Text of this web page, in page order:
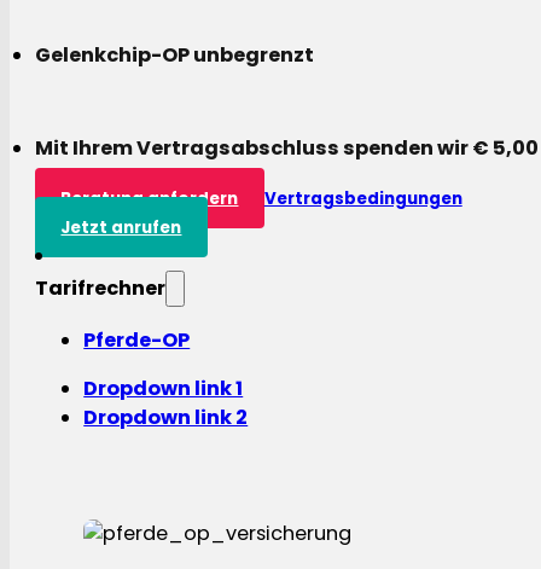
Gelenkchip-OP unbegrenzt
Mit Ihrem Vertragsabschluss spenden wir €
Beratung anfordern
Vertragsbedingungen
Jetzt anrufen
Tarifrechner
Pferde-OP
Dropdown link 1
Dropdown link 2